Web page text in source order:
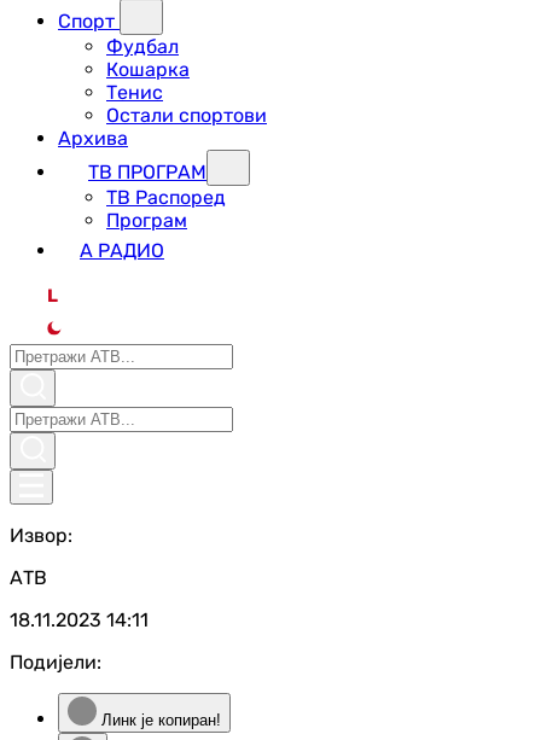
Спорт
Фудбал
Кошарка
Тенис
Остали спортови
Архива
ТВ ПРОГРАМ
ТВ Распоред
Програм
А РАДИО
L
Извор:
АТВ
18.11.2023 14:11
Подијели:
Линк је копиран!